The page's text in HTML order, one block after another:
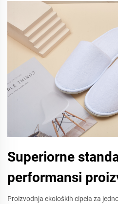
Superiorne
performansi
Proizvodnja ekoloških cipela za